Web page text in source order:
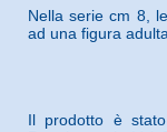
Nella serie cm 8,
ad una figura
Il prodotto è